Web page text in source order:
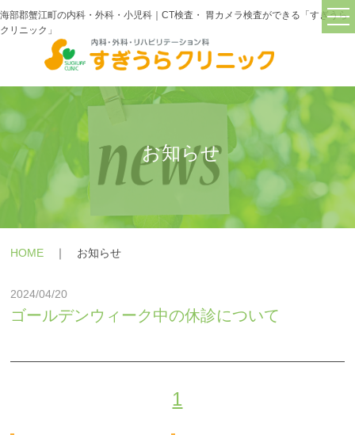
海部郡蟹江町の内科・外科・小児科｜CT検査・ 胃カメラ検査ができる「すぎうら
クリニック」
すぎうらクリニックについて
院長紹介
診療・検査機器紹介
交通アクセス
診療内容
疾患＋
お知らせ
HOME ｜ お知らせ
2024/04/20
ゴールデンウィーク中の休診について
1